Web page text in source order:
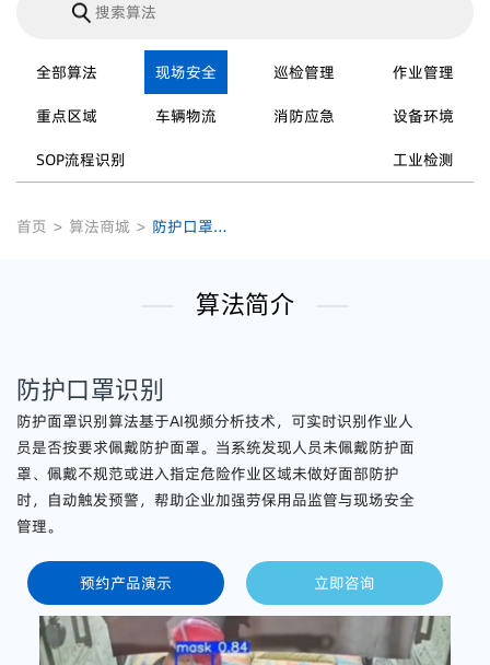
全部算法 现场安全 巡检管理
作业管理
重点区域
车辆物流 消防应急
设备环境
SOP流程识别
工业检测
首页 > 算法商城 > 防护口罩识别
算法简介
防护口罩识别
防护面罩识别算法基于AI视频分析技术，可实时识别作业人
员是否按要求佩戴防护面罩。当系统发现人员未佩戴防护面
罩、佩戴不规范或进入指定危险作业区域未做好面部防护
时，自动触发预警，帮助企业加强劳保用品监管与现场安全
管理。
预约产品演示 立即咨询